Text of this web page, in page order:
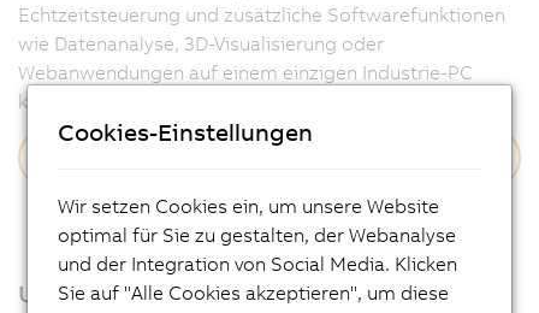
Echtzeitsteuerung und zusätzliche Softwarefunktionen
wie Datenanalyse, 3D-Visualisierung oder
Webanwendungen auf einem einzigen Industrie-PC
kombinieren – ganz ohne zusätzliche Hardware.
Unterstützung aller relevanten
Cookies-Einstellungen
Wir setzen Cookies ein, um unsere Website
optimal für Sie zu gestalten, der Webanalyse
und der Integration von Social Media. Klicken
Sie auf "Alle Cookies akzeptieren", um diese